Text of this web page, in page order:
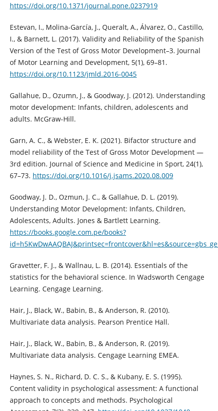
https://doi.org/10.1371/journal.pone.0237919
Estevan, I., Molina-García, J., Queralt, A., Álvarez, O., Castillo,
I., & Barnett, L. (2017). Validity and Reliability of the Spanish
Version of the Test of Gross Motor Development–3. Journal
of Motor Learning and Development, 5(1), 69–81.
https://doi.org/10.1123/jmld.2016-0045
Gallahue, D., Ozumn, J., & Goodway, J. (2012). Understanding
motor development: Infants, children, adolescents and
adults. McGraw-Hill.
Garn, A. C., & Webster, E. K. (2021). Bifactor structure and
model reliability of the Test of Gross Motor Development —
3rd edition. Journal of Science and Medicine in Sport, 24(1),
67–73. https://doi.org/10.1016/j.jsams.2020.08.009
Goodway, J. D., Ozmun, J. C., & Gallahue, D. L. (2019).
Understanding Motor Development: Infants, Children,
Adolescents, Adults. Jones & Bartlett Learning.
https://books.google.com.pe/books?
Gravetter, F. J., & Wallnau, L. B. (2014). Essentials of the
statistics for the behavioral science. In Wadsworth Cengage
Learning. Cengage Learning.
Hair, J., Black, W., Babin, B., & Anderson, R. (2010).
Multivariate data analysis. Pearson Prentice Hall.
Hair, J., Black, W., Babin, B., & Anderson, R. (2019).
Multivariate data analysis. Cengage Learning EMEA.
Haynes, S. N., Richard, D. C. S., & Kubany, E. S. (1995).
Content validity in psychological assessment: A functional
approach to concepts and methods. Psychological